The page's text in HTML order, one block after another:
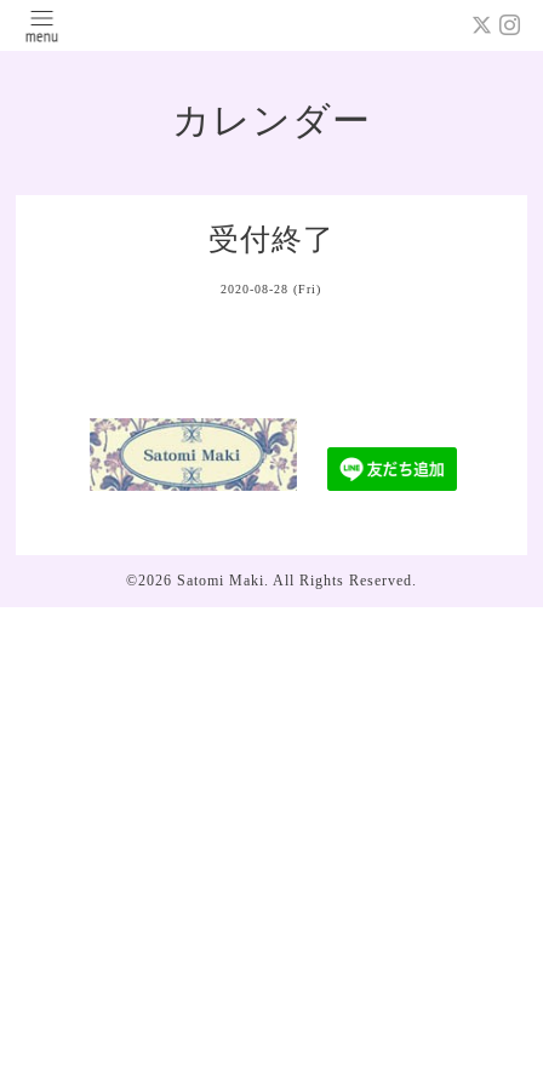
カレンダー
受付終了
2020-08-28 (Fri)
©2026 Satomi Maki. All Rights Reserved.